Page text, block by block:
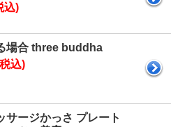
込)
場合 three buddha
込)
サージかっさ プレート